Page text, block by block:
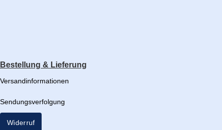
Bestellung & Lieferung
Versandinformationen
Sendungsverfolgung
Widerruf